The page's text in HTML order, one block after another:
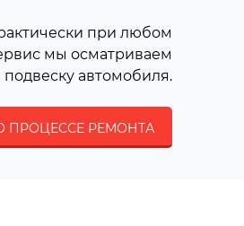
при любом
мы осматриваем
подвеску автомобиля.
ПРОЦЕССЕ РЕМОНТА